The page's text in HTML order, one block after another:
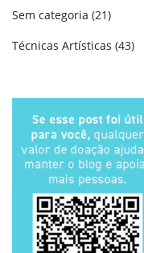
Sem categoria (21)
Técnicas Artísticas (43)